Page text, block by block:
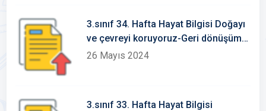
3.sınıf 34. Hafta Hayat Bilgisi Doğayı
ve çevreyi koruyoruz-Geri dönüşüme
katkı sağlayalım Konu Etkinlikleri
26 Mayıs 2024
3.sınıf 33. Hafta Hayat Bilgisi